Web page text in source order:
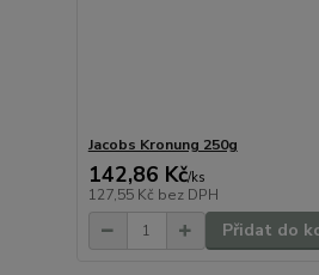
Jacobs Kronung 250g
142,86 Kč/ks
127,55 Kč bez DPH
Přidat do